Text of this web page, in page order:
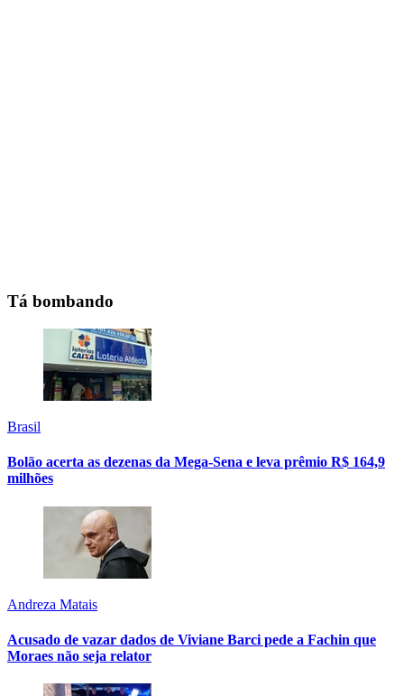
Tá bombando
Brasil
Bolão acerta as dezenas da Mega-Sena e leva prêmio R$ 164,9
milhões
Andreza Matais
Acusado de vazar dados de Viviane Barci pede a Fachin que
Moraes não seja relator